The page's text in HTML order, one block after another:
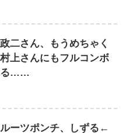
二さん、もうめちゃく
上さんにもフルコンボ
る……
ーツポンチ、しずる←